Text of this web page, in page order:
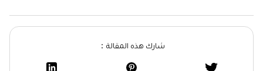
شارك هذه المقالة：